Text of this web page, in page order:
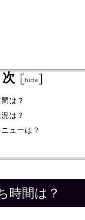
[hide]
は？
は？
ューは？
時間は？